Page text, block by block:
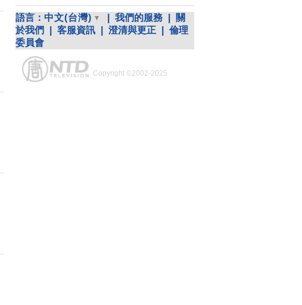
語言： 中文(台灣) 我們的服務
關
於我們
客服資訊 澄清與更正
倫理
委員會
Copyright ©2002-2025